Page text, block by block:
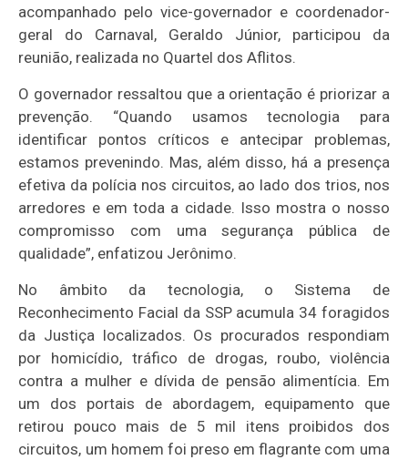
acompanhado pelo vice-governador e coordenador-
geral do Carnaval, Geraldo Júnior, participou da
reunião, realizada no Quartel dos Aflitos.
O governador ressaltou que a orientação é priorizar a
prevenção. “Quando usamos tecnologia para
identificar pontos críticos e antecipar problemas,
estamos prevenindo. Mas, além disso, há a presença
efetiva da polícia nos circuitos, ao lado dos trios, nos
arredores e em toda a cidade. Isso mostra o nosso
compromisso com uma segurança pública de
qualidade”, enfatizou Jerônimo.
No âmbito da tecnologia, o Sistema de
Reconhecimento Facial da SSP acumula 34 foragidos
da Justiça localizados. Os procurados respondiam
por homicídio, tráfico de drogas, roubo, violência
contra a mulher e dívida de pensão alimentícia. Em
um dos portais de abordagem, equipamento que
retirou pouco mais de 5 mil itens proibidos dos
circuitos, um homem foi preso em flagrante com uma